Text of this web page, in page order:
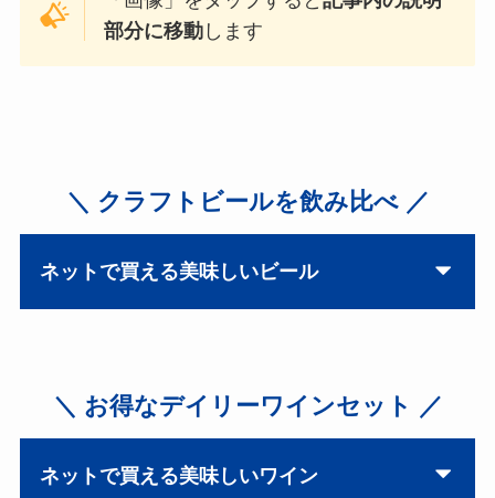
部分に移動 します
＼ クラフトビールを飲み比べ ／
ネットで買える美味しいビール
＼ お得なデイリーワインセット ／
ネットで買える美味しいワイン